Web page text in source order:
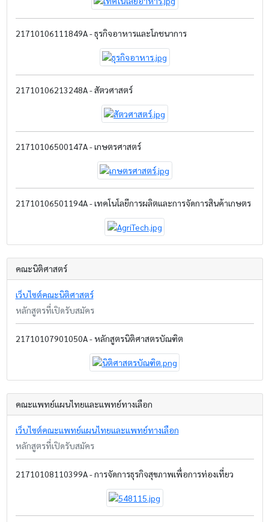
21710106111849A - ธุรกิจอาหารและโภชนาการ
21710106213248A - สัตวศาสตร์
21710106500147A - เกษตรศาสตร์
21710106501194A - เทคโนโลยีการผลิตและการจัดการสินค้าเกษตร
คณะนิติศาสตร์
เว็บไซต์คณะนิติศาสตร์
หลักสูตรที่เปิดรับสมัคร
21710107901050A - หลักสูตรนิติศาสตรบัณฑิต
คณะแพทย์แผนไทยและแพทย์ทางเลือก
เว็บไซต์คณะแพทย์แผนไทยและแพทย์ทางเลือก
หลักสูตรที่เปิดรับสมัคร
21710108110399A - การจัดการธุรกิจสุขภาพเพื่อการท่องเที่ยว